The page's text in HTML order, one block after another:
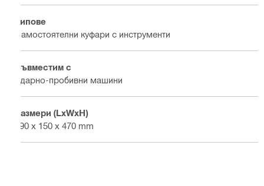
Типове
Самостоятелни куфари с инструменти
Съвместим с
Ударно-пробивни машини
Размери (LxWxH)
590 x 150 x 470 mm